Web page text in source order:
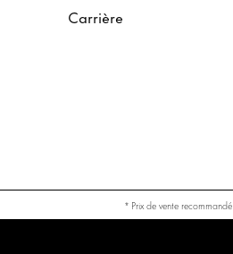
Carrière
* Prix de vente recommandé